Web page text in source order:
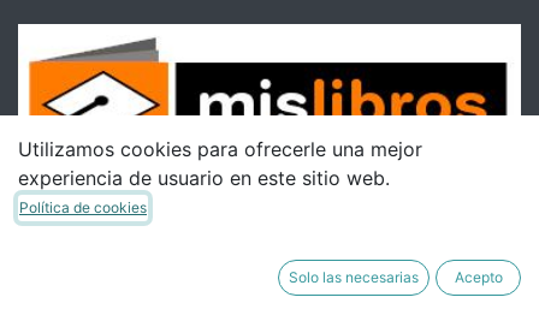
Utilizamos cookies para ofrecerle una mejor
experiencia de usuario en este sitio web.
Política de cookies
Solo las necesarias Acepto